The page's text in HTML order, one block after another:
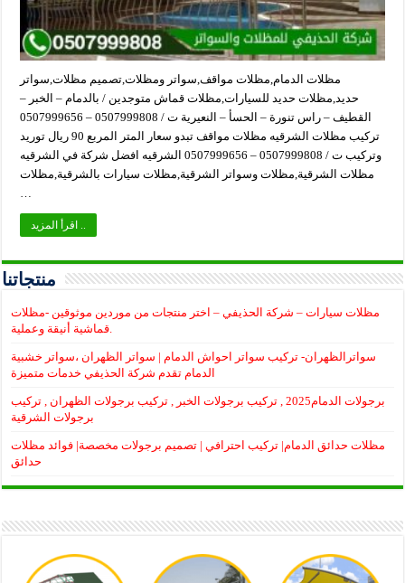
مظلات الدمام,مظلات مواقف,سواتر ومظلات,تصميم مظلات,سواتر
حديد,مظلات حديد للسيارات,مظلات قماش متوجدين / بالدمام – الخبر –
القطيف – راس تنورة – الحسأ – النعيرية ت / 0507999808 – 0507999656
تركيب مظلات الشرقيه مظلات مواقف تبدو سعار المتر المربع 90 ريال توريد
وتركيب ت / 0507999808 – 0507999656 الشرقيه افضل شركة في الشرقيه
مظلات الشرقية,مظلات وسواتر الشرقية,مظلات سيارات بالشرقية,مظلات
اقرأ المزيد ..
منتجاتنا
مظلات سيارات – شركة الحذيفي – اختر منتجات من موردين موثوقين -مظلات
سواترالظهران- تركيب سواتر احواش الدمام | سواتر الظهران ،سواتر خشبية
الدمام تقدم شركة الحذيفي خدمات متميزة
برجولات الدمام2025 , تركيب برجولات الخبر , تركيب برجولات الظهران , تركيب
برجولات الشرقية
مظلات حدائق الدمام| تركيب احترافي | تصميم برجولات مخصصة| فوائد مظلات
حدائق